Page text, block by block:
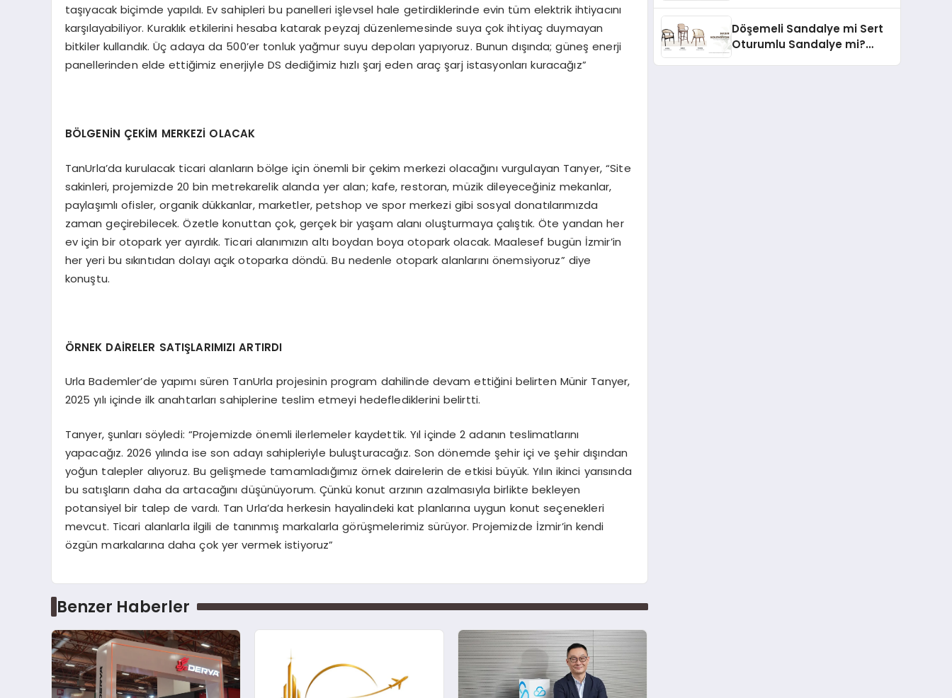
taşıyacak biçimde yapıldı. Ev sahipleri bu panelleri işlevsel hale getirdiklerinde evin tüm elektrik ihtiyacını
karşılayabiliyor. Kuraklık etkilerini hesaba katarak peyzaj düzenlemesinde suya çok ihtiyaç duymayan
bitkiler kullandık. Üç adaya da 500’er tonluk yağmur suyu depoları yapıyoruz. Bunun dışında; güneş enerji
panellerinden elde ettiğimiz enerjiyle DS dediğimiz hızlı şarj eden araç şarj istasyonları kuracağız”
BÖLGENİN ÇEKİM MERKEZİ OLACAK
TanUrla’da kurulacak ticari alanların bölge için önemli bir çekim merkezi olacağını vurgulayan Tanyer, “Site
sakinleri, projemizde 20 bin metrekarelik alanda yer alan; kafe, restoran, müzik dileyeceğiniz mekanlar,
paylaşımlı ofisler, organik dükkanlar, marketler, petshop ve spor merkezi gibi sosyal donatılarımızda
zaman geçirebilecek. Özetle konuttan çok, gerçek bir yaşam alanı oluşturmaya çalıştık. Öte yandan her
ev için bir otopark yer ayırdık. Ticari alanımızın altı boydan boya otopark olacak. Maalesef bugün İzmir’in
her yeri bu sıkıntıdan dolayı açık otoparka döndü. Bu nedenle otopark alanlarını önemsiyoruz” diye
konuştu.
ÖRNEK DAİRELER SATIŞLARIMIZI ARTIRDI
Urla Bademler’de yapımı süren TanUrla projesinin program dahilinde devam ettiğini belirten Münir Tanyer,
2025 yılı içinde ilk anahtarları sahiplerine teslim etmeyi hedeflediklerini belirtti.
Tanyer, şunları söyledi: “Projemizde önemli ilerlemeler kaydettik. Yıl içinde 2 adanın teslimatlarını
yapacağız. 2026 yılında ise son adayı sahipleriyle buluşturacağız. Son dönemde şehir içi ve şehir dışından
yoğun talepler alıyoruz. Bu gelişmede tamamladığımız örnek dairelerin de etkisi büyük. Yılın ikinci yarısında
bu satışların daha da artacağını düşünüyorum. Çünkü konut arzının azalmasıyla birlikte bekleyen
potansiyel bir talep de vardı. Tan Urla’da herkesin hayalindeki kat planlarına uygun konut seçenekleri
mevcut. Ticari alanlarla ilgili de tanınmış markalarla görüşmelerimiz sürüyor. Projemizde İzmir’in kendi
özgün markalarına daha çok yer vermek istiyoruz”
Benzer Haberler
Döşemeli Sandalye mi Sert
Oturumlu Sandalye mi?